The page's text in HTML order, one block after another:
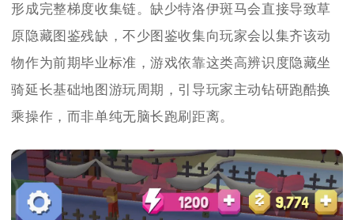
形成完整梯度收集链。缺少特洛伊斑马会直接导致草
原隐藏图鉴残缺，不少图鉴收集向玩家会以集齐该动
物作为前期毕业标准，游戏依靠这类高辨识度隐藏坐
骑延长基础地图游玩周期，引导玩家主动钻研跑酷换
乘操作，而非单纯无脑长跑刷距离。